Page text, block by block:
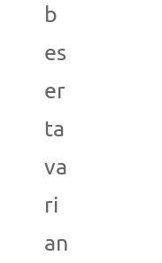
b
es
er
ta
va
ri
an